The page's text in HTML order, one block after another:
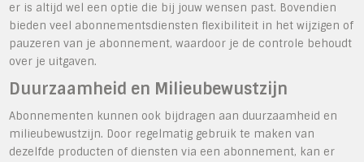
er is altijd wel een optie die bij jouw wensen past. Bovendien
bieden veel abonnementsdiensten flexibiliteit in het wijzigen of
pauzeren van je abonnement, waardoor je de controle behoudt
over je uitgaven.
Duurzaamheid en Milieubewustzijn
Abonnementen kunnen ook bijdragen aan duurzaamheid en
milieubewustzijn. Door regelmatig gebruik te maken van
dezelfde producten of diensten via een abonnement, kan er